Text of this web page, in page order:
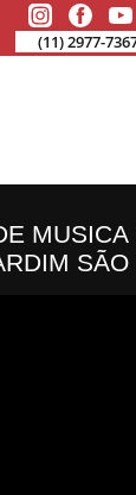
(11) 2977-
SÃO